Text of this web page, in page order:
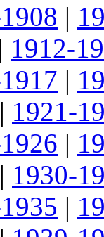
|
| 1912-
|
| 1921-
|
| 1930-
|